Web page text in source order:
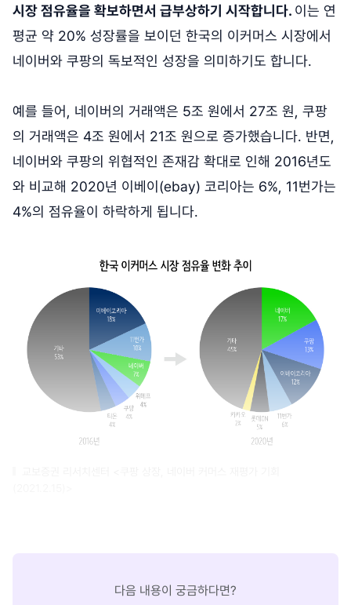
시장 점유율을 확보하면서 급부상하기 시작합니다. 이는 연
평균 약 20% 성장률을 보이던 한국의 이커머스 시장에서
네이버와 쿠팡의 독보적인 성장을 의미하기도 합니다.
예를 들어, 네이버의 거래액은 5조 원에서 27조 원, 쿠팡
의 거래액은 4조 원에서 21조 원으로 증가했습니다. 반면,
네이버와 쿠팡의 위협적인 존재감 확대로 인해 2016년도
와 비교해 2020년 이베이(ebay) 코리아는 6%, 11번가는
4%의 점유율이 하락하게 됩니다.
다음 내용이 궁금하다면?